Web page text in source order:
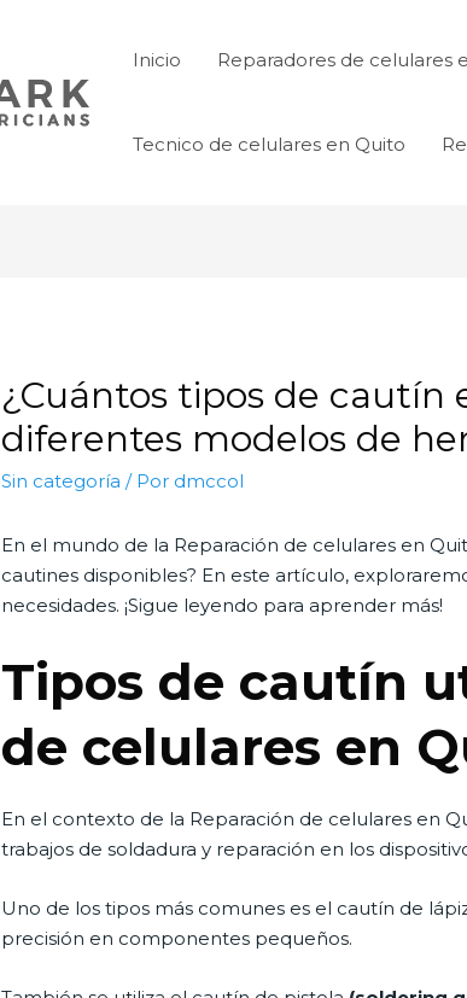
Inicio Reparadores de celulares
Tecnico de celulares en Quito
¿Cuántos tipos de cautín
diferentes modelos de
Sin categoría / Por dmccol
En el mundo de la Reparación de celulares en
cautines disponibles? En este artículo,
necesidades. ¡Sigue leyendo para aprender más!
Tipos de cautín
de celulares en
En el contexto de la Reparación de celulares en
trabajos de soldadura y reparación en los
Uno de los tipos más comunes es el cautín de
precisión en componentes pequeños.